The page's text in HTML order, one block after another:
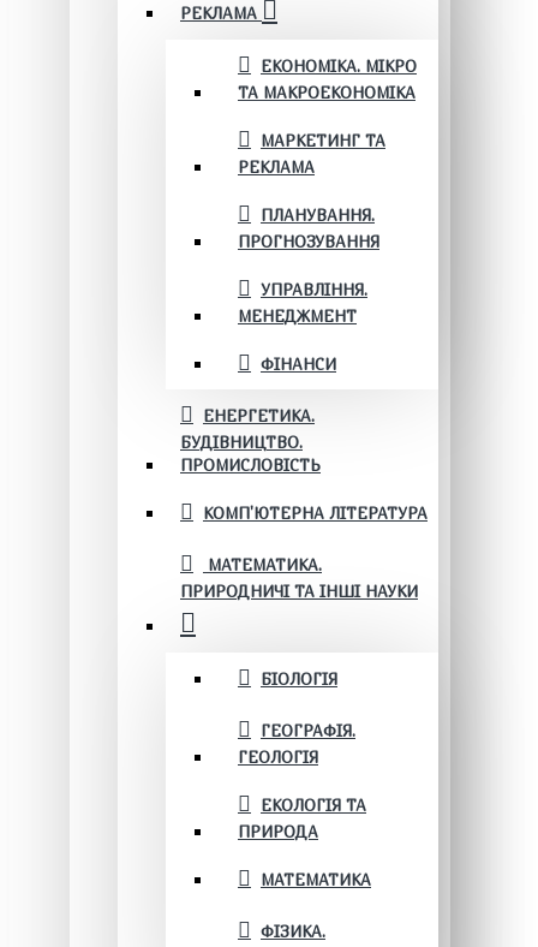
РЕКЛАМА
ЕКОНОМІКА. МІКРО
ТА МАКРОЕКОНОМІКА
МАРКЕТИНГ ТА
РЕКЛАМА
ПЛАНУВАННЯ.
ПРОГНОЗУВАННЯ
УПРАВЛІННЯ.
МЕНЕДЖМЕНТ
ФІНАНСИ
ЕНЕРГЕТИКА.
БУДІВНИЦТВО.
ПРОМИСЛОВІСТЬ
КОМП'ЮТЕРНА ЛІТЕРАТУРА
МАТЕМАТИКА.
ПРИРОДНИЧІ ТА ІНШІ НАУКИ
БІОЛОГІЯ
ГЕОГРАФІЯ.
ГЕОЛОГІЯ
ЕКОЛОГІЯ ТА
ПРИРОДА
МАТЕМАТИКА
ФІЗИКА.